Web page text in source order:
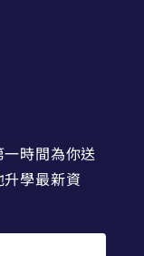
時間為你送
學最新資